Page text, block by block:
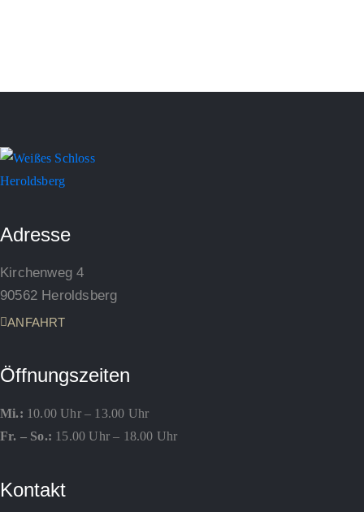
Adresse
Kirchenweg 4
90562 Heroldsberg
ANFAHRT
Öffnungszeiten
Mi.: 10.00 Uhr – 13.00 Uhr
Fr. – So.: 15.00 Uhr – 18.00 Uhr
Kontakt